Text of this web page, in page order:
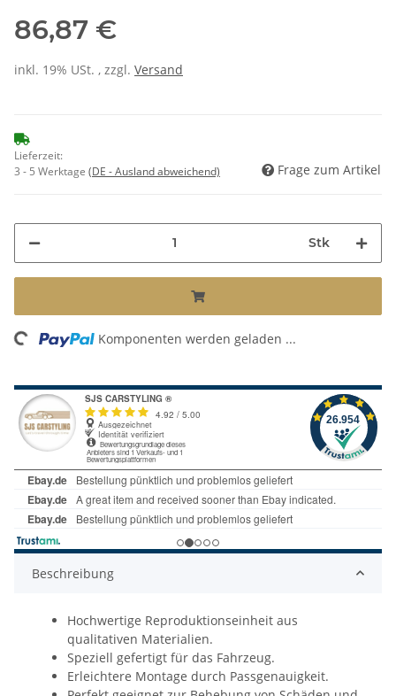
86,87 €
inkl. 19% USt. , zzgl. Versand
Lieferzeit:
3 - 5 Werktage (DE - Ausland abweichend) Frage zum Artikel
Stk
Komponenten werden geladen ...
Beschreibung
Hochwertige Reproduktionseinheit aus
qualitativen Materialien.
Speziell gefertigt für das Fahrzeug.
Erleichtere Montage durch Passgenauigkeit.